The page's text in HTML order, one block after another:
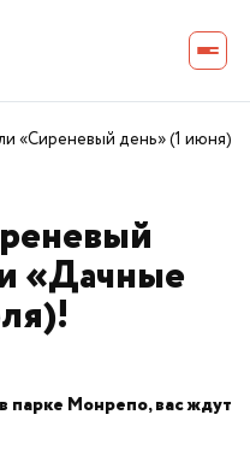
«Сиреневый день» (1 июня)
«Дачные
парке Монрепо, вас ждут